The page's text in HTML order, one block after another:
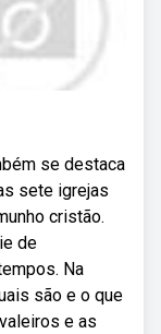
se destaca
sete igrejas
cristão.
de
Na
são e o que
e as